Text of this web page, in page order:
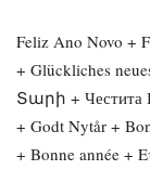
Feliz Ano Novo +
+ Glückliches
Տարի + Честита
+ Godt Nytår +
+ Bonne année +